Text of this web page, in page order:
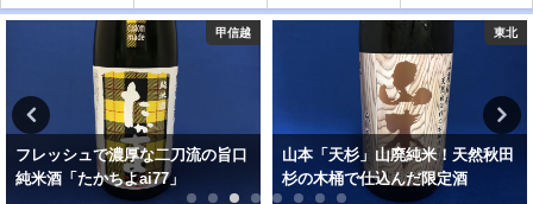
甲信越
フレッシュで濃厚な二刀流の旨口
純米酒「たかちよai77」
東北
山本「天杉」山廃純米！天然秋田
杉の木桶で仕込んだ限定酒